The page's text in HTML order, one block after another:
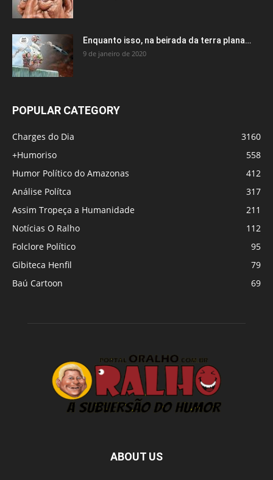
Enquanto isso, na beirada da terra plana…
9 de janeiro de 2020
POPULAR CATEGORY
Charges do Dia
3160
+Humoriso
558
Humor Político do Amazonas
412
Análise Polítca
317
Assim Tropeça a Humanidade
211
Notícias O Ralho
112
Folclore Político
95
Gibiteca Henfil
79
Baú Cartoon
69
ABOUT US